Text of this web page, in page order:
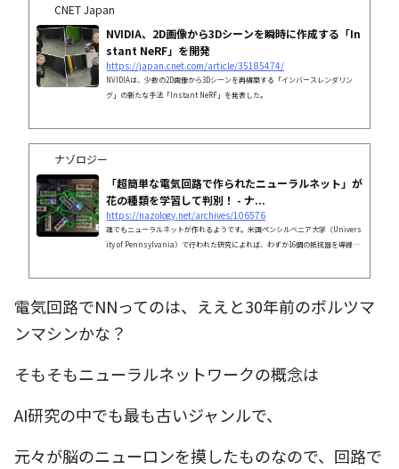
CNET Japan
NVIDIA、2D画像から3Dシーンを瞬時に作成する「In
stant NeRF」を開発
https://japan.cnet.com/article/35185474/
NVIDIAは、少数の2D画像から3Dシーンを再構築する「インバースレンダリン
グ」の新たな手法「Instant NeRF」を発表した。
ナゾロジー
「超簡単な電気回路で作られたニューラルネット」が
花の種類を学習して判別！ - ナ...
https://nazology.net/archives/106576
誰でもニューラルネットが作れるようです。米国ペンシルベニア大学（Univers
ity of Pennsylvania）で行われた研究によれば、わずか16個の抵抗器を導線で
学習します。研究内容の詳細は今週、アメリカ物理学会の年次総会で発表され、
電気回路でNNってのは、ええと30年前のボルツマ
ンマシンかな？
そもそもニューラルネットワークの概念は
AI研究の中でも最も古いジャンルで、
元々が脳のニューロンを摸したものなので、回路で